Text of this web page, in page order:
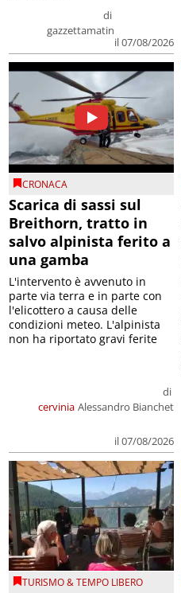
di
gazzettamatin
il 07/08/2026
CRONACA
Scarica di sassi sul
Breithorn, tratto in
salvo alpinista ferito a
una gamba
cervinia
di
Alessandro Bianchet
il 07/08/2026
L'intervento è avvenuto in
parte via terra e in parte con
l'elicottero a causa delle
condizioni meteo. L'alpinista
non ha riportato gravi ferite
TURISMO & TEMPO LIBERO